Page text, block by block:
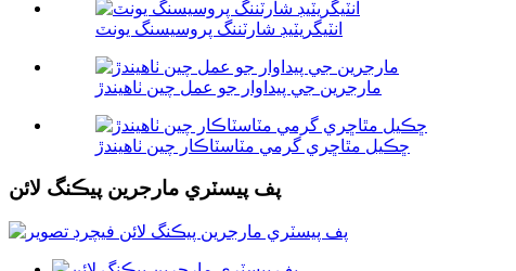
انٽيگريٽيڊ شارٽننگ پروسيسنگ يونٽ
مارجرين جي پيداوار جو عمل چين ٺاهيندڙ
ڇڪيل مٿاڇري گرمي مٽاسٽاڪار چين ٺاهيندڙ
پف پيسٽري مارجرين پيڪنگ لائن